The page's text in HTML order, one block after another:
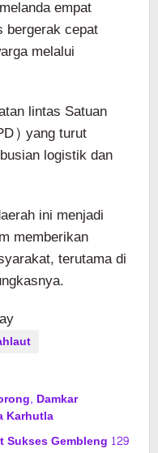
empat
bergerak cepat
melalui
lintas Satuan
yang turut
logistik dan
ini menjadi
memberikan
terutama di
Damkar
Karhutla
Gembleng 129